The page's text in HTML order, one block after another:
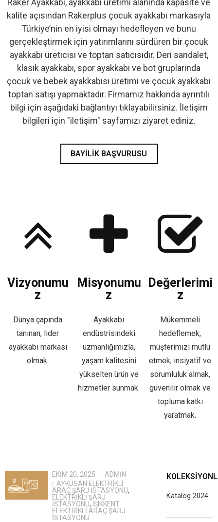
Raker Ayakkabı, ayakkabı üretimi alanında kapasite ve
kalite açısından Rakerplus çocuk ayakkabı markasıyla
Türkiye’nin en iyisi olmayı hedefleyen ve bunu
gerçekleştirmek için yatırımlarını sürdüren bir çocuk
ayakkabı üreticisi ve toptan satıcısıdır. Deri sandalet,
klasik ayakkabı, spor ayakkabı ve bot gruplarında
çocuk ve bebek ayakkabısı üretimi ve çocuk ayakkabı
toptan satışı yapmaktadır. Firmamız hakkında ayrıntılı
bilgi için aşağıdaki bağlantıyı tıklayabilirsiniz. İletişim
bilgileri için "iletişim" sayfamızı ziyaret ediniz.
BAYILIK BAŞVURUSU
Vizyonumu
z
Dünya çapında
tanınan, lider
ayakkabı markası
olmak.
Misyonumu
z
Ayakkabı
endüstrisindeki
uzmanlığımızla,
yaşam kalitesini
yükselten ürün ve
hizmetler sunmak.
Değerlerimi
z
Mükemmeli
hedeflemek,
müşterimizi mutlu
etmek, insiyatif ve
sorumluluk almak,
güvenilir olmak ve
topluma katkı
yaratmak.
EKIM 20, 2025
ADMIN
AYKÜSAN ELEKTRIKLI
ARAÇ ŞARJ İSTASYONU,
ELEKTRIKLI ŞARJ
İSTASYONU, IŞIKKENT
ELEKTRIKLI ARAÇ ŞARJ
İSTASYONU
Katalog 2024